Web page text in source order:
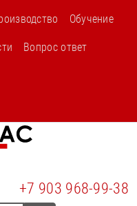
Обучение
Вопрос ответ
+7 903 968-99-38